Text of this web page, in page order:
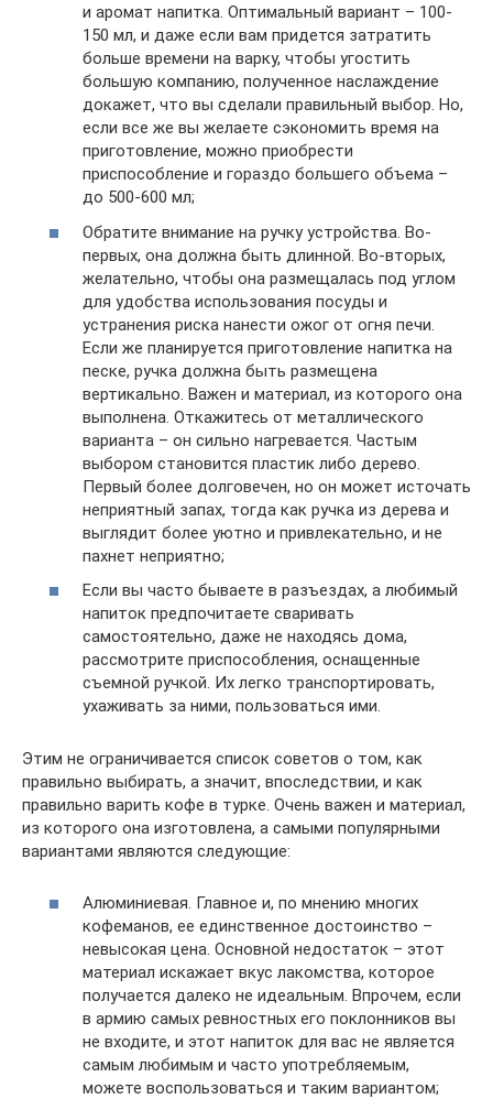
и аромат напитка. Оптимальный вариант – 100-
150 мл, и даже если вам придется затратить
больше времени на варку, чтобы угостить
большую компанию, полученное наслаждение
докажет, что вы сделали правильный выбор. Но,
если все же вы желаете сэкономить время на
приготовление, можно приобрести
приспособление и гораздо большего объема –
до 500-600 мл;
Обратите внимание на ручку устройства. Во-
первых, она должна быть длинной. Во-вторых,
желательно, чтобы она размещалась под углом
для удобства использования посуды и
устранения риска нанести ожог от огня печи.
Если же планируется приготовление напитка на
песке, ручка должна быть размещена
вертикально. Важен и материал, из которого она
выполнена. Откажитесь от металлического
варианта – он сильно нагревается. Частым
выбором становится пластик либо дерево.
Первый более долговечен, но он может источать
неприятный запах, тогда как ручка из дерева и
выглядит более уютно и привлекательно, и не
пахнет неприятно;
Если вы часто бываете в разъездах, а любимый
напиток предпочитаете сваривать
самостоятельно, даже не находясь дома,
рассмотрите приспособления, оснащенные
съемной ручкой. Их легко транспортировать,
ухаживать за ними, пользоваться ими.
Этим не ограничивается список советов о том, как
правильно выбирать, а значит, впоследствии, и как
правильно варить кофе в турке. Очень важен и материал,
из которого она изготовлена, а самыми популярными
вариантами являются следующие:
Алюминиевая. Главное и, по мнению многих
кофеманов, ее единственное достоинство –
невысокая цена. Основной недостаток – этот
материал искажает вкус лакомства, которое
получается далеко не идеальным. Впрочем, если
в армию самых ревностных его поклонников вы
не входите, и этот напиток для вас не является
самым любимым и часто употребляемым,
можете воспользоваться и таким вариантом;